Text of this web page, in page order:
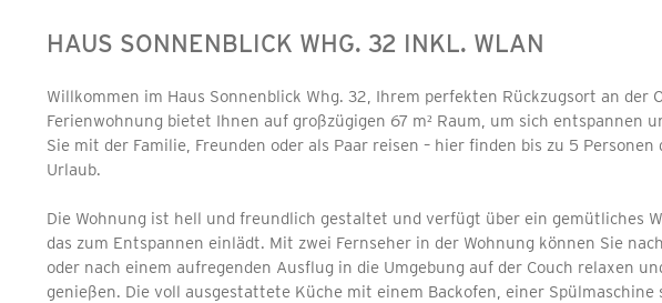
HAUS SONNENBLICK WHG. 32 INKL. WLAN
Willkommen im Haus Sonnenblick Whg. 32, Ihrem perfekten Rückzugsort an der
Ferienwohnung bietet Ihnen auf großzügigen 67 m² Raum, um sich entspannen
Sie mit der Familie, Freunden oder als Paar reisen – hier finden bis zu 5
Urlaub.
Die Wohnung ist hell und freundlich gestaltet und verfügt über ein gemütliches
das zum Entspannen einlädt. Mit zwei Fernseher in der Wohnung können Sie
oder nach einem aufregenden Ausflug in die Umgebung auf der Couch relaxen
genießen. Die voll ausgestattete Küche mit einem Backofen, einer Spülmaschine